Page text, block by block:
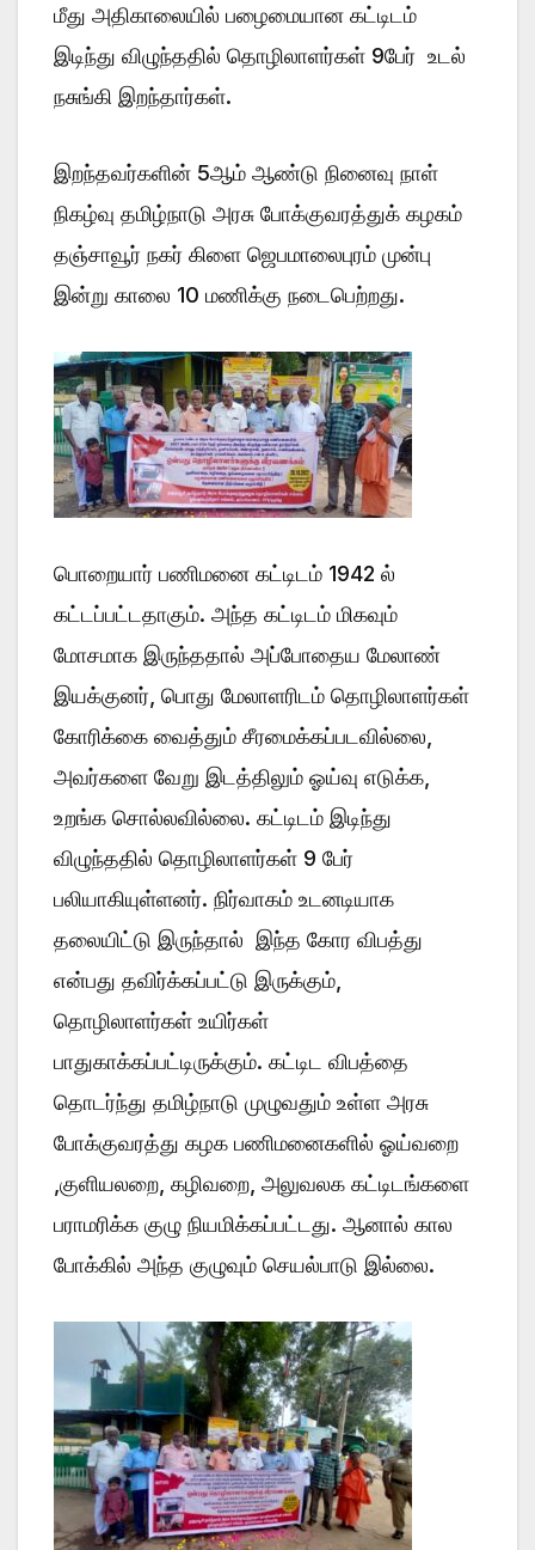
மீது அதிகாலையில் பழைமையான கட்டிடம்
இடிந்து விழுந்ததில் தொழிலாளர்கள் 9பேர் உடல்
நசுங்கி இறந்தார்கள்.
இறந்தவர்களின் 5ஆம் ஆண்டு நினைவு நாள்
நிகழ்வு தமிழ்நாடு அரசு போக்குவரத்துக் கழகம்
தஞ்சாவூர் நகர் கிளை ஜெபமாலைபுரம் முன்பு
இன்று காலை 10 மணிக்கு நடைபெற்றது.
பொறையார் பணிமனை கட்டிடம் 1942 ல்
கட்டப்பட்டதாகும். அந்த கட்டிடம் மிகவும்
மோசமாக இருந்ததால் அப்போதைய மேலாண்
இயக்குனர், பொது மேலாளரிடம் தொழிலாளர்கள்
கோரிக்கை வைத்தும் சீரமைக்கப்படவில்லை,
அவர்களை வேறு இடத்திலும் ஓய்வு எடுக்க,
உறங்க சொல்லவில்லை. கட்டிடம் இடிந்து
விழுந்ததில் தொழிலாளர்கள் 9 பேர்
பலியாகியுள்ளனர். நிர்வாகம் உடனடியாக
தலையிட்டு இருந்தால் இந்த கோர விபத்து
என்பது தவிர்க்கப்பட்டு இருக்கும்,
தொழிலாளர்கள் உயிர்கள்
பாதுகாக்கப்பட்டிருக்கும். கட்டிட விபத்தை
தொடர்ந்து தமிழ்நாடு முழுவதும் உள்ள அரசு
போக்குவரத்து கழக பணிமனைகளில் ஓய்வறை
,குளியலறை, கழிவறை, அலுவலக கட்டிடங்களை
பராமரிக்க குழு நியமிக்கப்பட்டது. ஆனால் கால
போக்கில் அந்த குழுவும் செயல்பாடு இல்லை.